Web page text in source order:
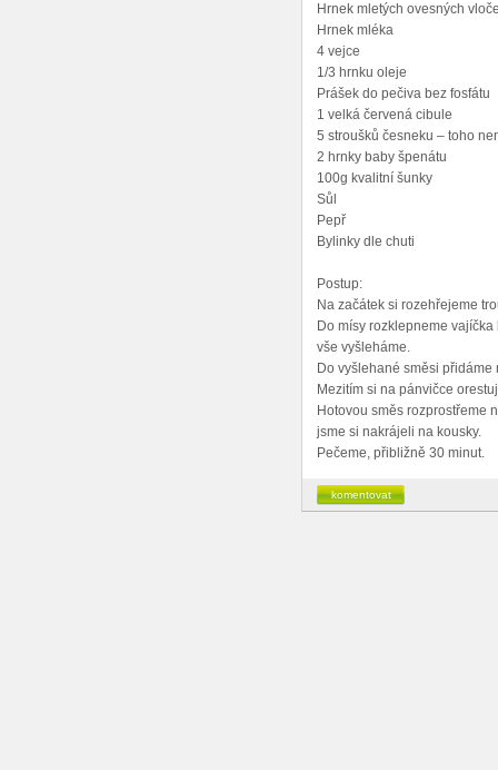
Hrnek mletých ovesných
Hrnek mléka
4 vejce
1/3 hrnku oleje
Prášek do pečiva bez fosfátu
1 velká červená cibule
5 stroušků česneku – toho
2 hrnky baby špenátu
100g kvalitní šunky
Sůl
Pepř
Bylinky dle chuti
Postup:
Na začátek si rozehřejeme
Do mísy rozklepneme
vše vyšleháme.
Do vyšlehané směsi
Mezitím si na pánvičce
Hotovou směs rozprostřeme
jsme si nakrájeli na kousky.
Pečeme, přibližně 30 minut.
komentovat